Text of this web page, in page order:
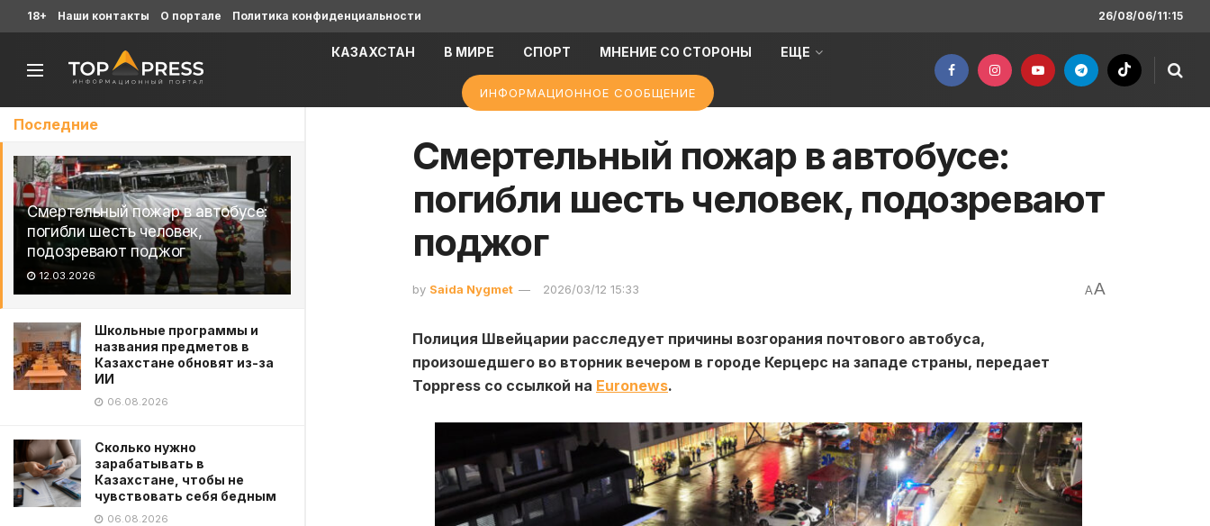
Последние
Смертельный пожар в автобусе:
погибли шесть человек,
подозревают поджог
12.03.2026
Школьные программы и
названия предметов в
Казахстане обновят из-за
ИИ
06.08.2026
Сколько нужно
зарабатывать в
Казахстане, чтобы не
чувствовать себя бедным
06.08.2026
18+ Наши контакты О портале Политика конфиденциальности 26/08/06/11:15
КАЗАХСТАН В МИРЕ СПОРТ МНЕНИЕ СО СТОРОНЫ ЕЩЕ
ИНФОРМАЦИОННОЕ СООБЩЕНИЕ
Смертельный пожар в автобусе:
погибли шесть человек, подозревают
поджог
by Saida Nygmet 2026/03/12 15:33 AA
Полиция Швейцарии расследует причины возгорания почтового автобуса,
произошедшего во вторник вечером в городе Керцерс на западе страны, передает
Toppress со ссылкой на Euronews.